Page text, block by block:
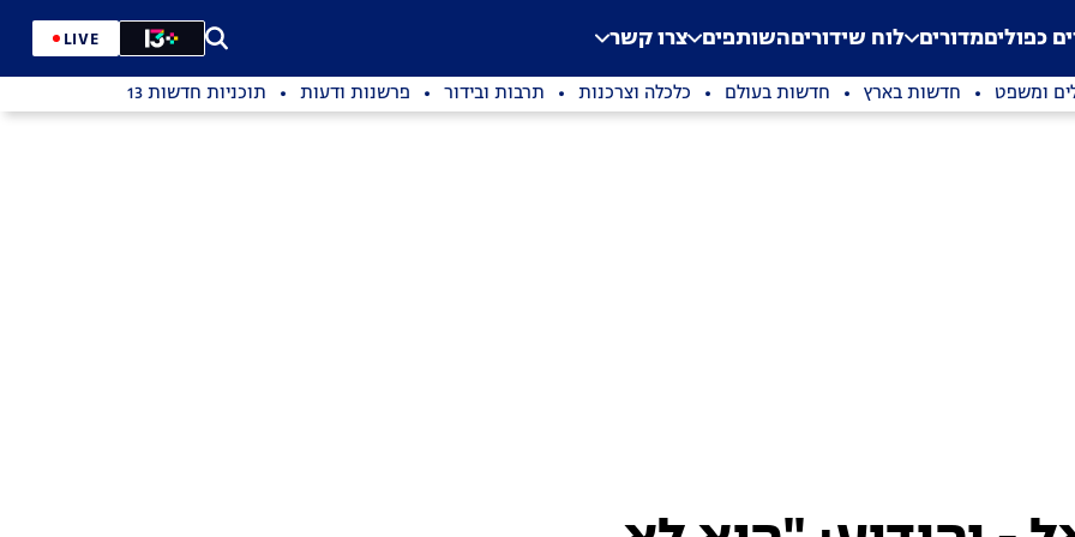
Application error: a
. כפוליםמדורים לוח שידוריםהשותפים צרו קשר LIVE
ומשפט חדשות בארץ חדשות בעולם כלכלה וצרכנות תרבות ובידור פרשנות ודעות תוכניות חדשות 13